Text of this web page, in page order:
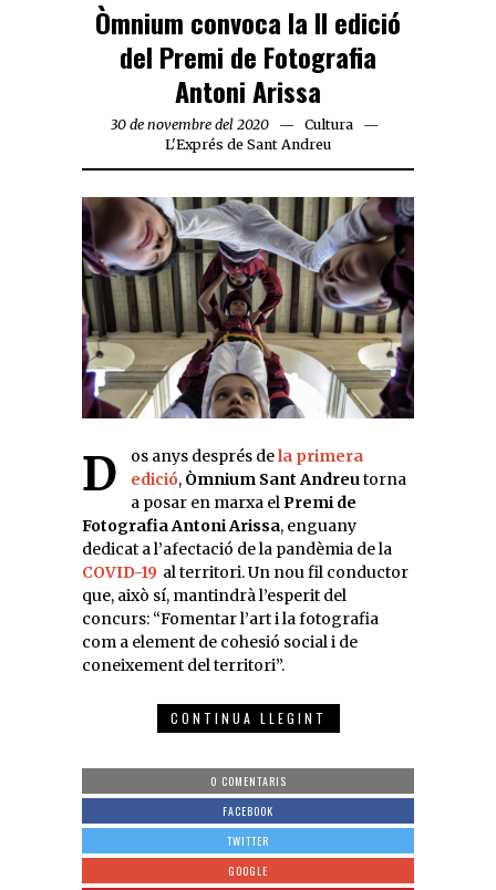
Òmnium convoca la II edició
del Premi de Fotografia
Antoni Arissa
30 de novembre del 2020
Cultura
L'Exprés de Sant Andreu
Dos anys després dela primera
edició, Òmnium Sant Andreutorna
a posar en marxa elPremi de
Fotografia Antoni Arissa, enguany
dedicat a l’afectació de la pandèmia de la
COVID-19 al territori. Un nou fil conductor
que, això sí, mantindrà l’esperit del
concurs: “Fomentar l’art i la fotografia
com a element de cohesió social i de
coneixement del territori”.
CONTINUA LLEGINT
0 COMENTARIS
FACEBOOK
TWITTER
GOOGLE